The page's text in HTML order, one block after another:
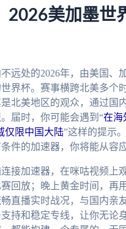
2026美加墨世
远处的2026年，由美国、
界杯。赛事横跨北美多个
北美地区的观众，通过国
届时，你可能会遇到“在海
仅限中国大陆”这样的提示
件的加速器，你将能从容应
接加速器，在咪咕视频上
回放；晚上黄金时间，再
直播实时战况，与国内亲
持和稳定专线，让你无论